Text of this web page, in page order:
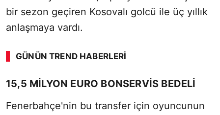
bir sezon geçiren Kosovalı golcü ile üç yıllık
anlaşmaya vardı.
GÜNÜN TREND HABERLERI
00:02 / 06:57
Sesi Aç
15,5 MİLYON EURO BONSERVİS BEDELİ
Fenerbahçe'nin bu transfer için oyuncunun